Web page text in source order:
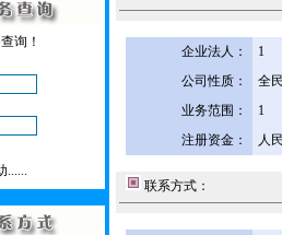
询！
......
企业法人：
1
公司性质：
全
业务范围：
1
注册资金：
人
联系方式：